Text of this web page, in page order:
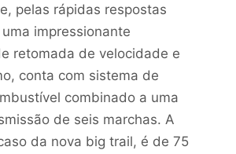
pelas rápidas respostas
impressionante
retomada de velocidade e
conta com sistema de
combinado a uma
de seis marchas. A
da nova big trail, é de 75